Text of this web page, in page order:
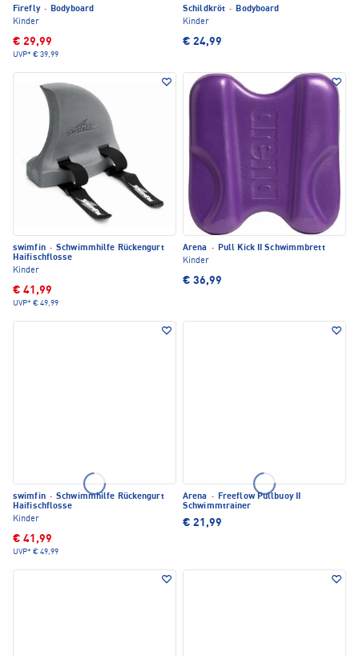
Firefly · Bodyboard
Kinder
€ 29,99
UVP* € 39,99
Schildkröt · Bodyboard
Kinder
€ 24,99
swimfin · Schwimmhilfe Rückengurt
Haifischflosse
Kinder
€ 41,99
UVP* € 49,99
Arena · Pull Kick II Schwimmbrett
Kinder
€ 36,99
swimfin · Schwimmhilfe Rückengurt
Haifischflosse
Kinder
€ 41,99
UVP* € 49,99
Arena · Freeflow Pullbuoy II
Schwimmtrainer
€ 21,99